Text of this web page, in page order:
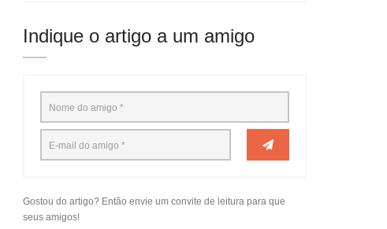
Indique o artigo a um amigo
Gostou do artigo? Então envie um convite de leitura para que
seus amigos!